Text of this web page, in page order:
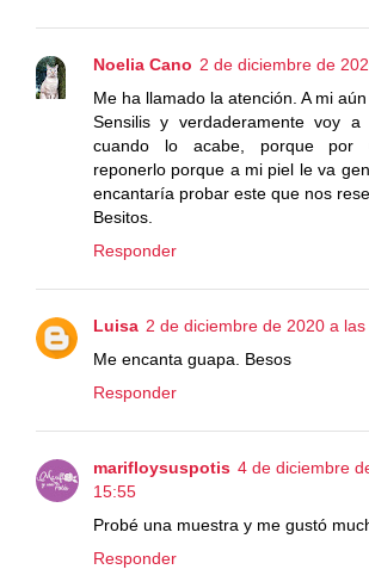
Noelia Cano 2 de diciembre de
Me ha llamado la atención. A mi
Sensilis y verdaderamente voy
cuando lo acabe, porque por
reponerlo porque a mi piel le va
encantaría probar este que nos
Besitos.
Responder
Luisa 2 de diciembre de 2020 a las
Me encanta guapa. Besos
Responder
marifloysuspotis 4 de diciembre
15:55
Probé una muestra y me gustó
Responder